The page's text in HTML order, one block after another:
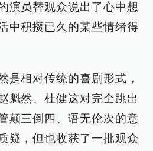
演员替观众说出了心中想
中积攒已久的某些情绪得
是相对传统的喜剧形式，
魁然、杜健这对完全跳出
颠三倒四、语无伦次的意
疑，但也收获了一批观众